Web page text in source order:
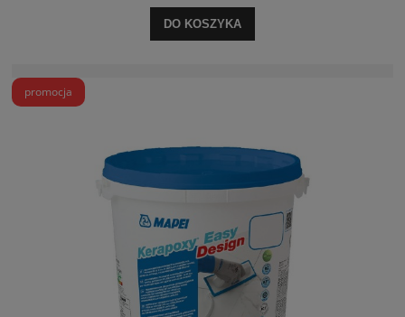
DO KOSZYKA
promocja